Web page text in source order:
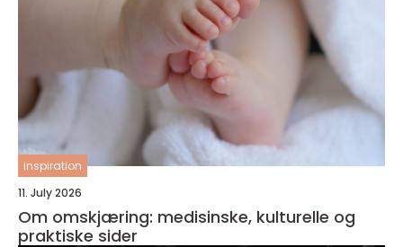
inspiration
11. July 2026
Om omskjæring: medisinske, kulturelle og
praktiske sider